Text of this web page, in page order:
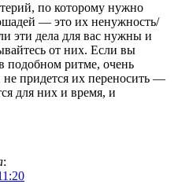
по которому нужно
— это их ненужность/
эти дела для вас нужны и
от них. Если вы
подобном ритме, очень
не придется их переносить —
для них и время, и
: